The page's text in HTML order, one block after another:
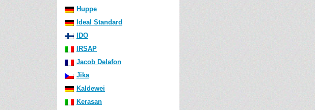
Huppe
Ideal Standard
IDO
IRSAP
Jacob Delafon
Jika
Kaldewei
Kerasan